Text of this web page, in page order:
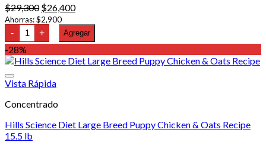
$29,300 El
precio
original
era:
$26,400El
actual
es:
Ahorras:$2,900
- Hills
Prescription
Diet
Perro
Kidney
k/d
Pollo
oz
cantidad
+ Agregar
-28%
Vista Rápida
Concentrado
Hills Science Diet Large Breed Puppy Chicken & Oats Recipe
15.5 lb